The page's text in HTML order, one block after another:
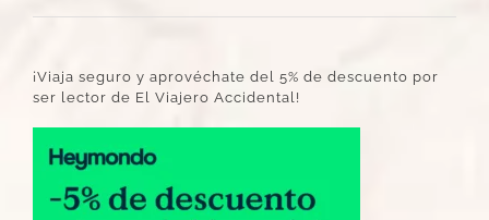
¡Viaja seguro y aprovéchate del 5% de descuento por
ser lector de El Viajero Accidental!